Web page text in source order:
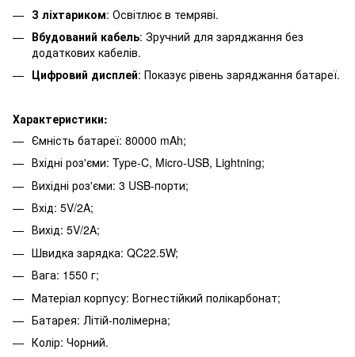
З ліхтариком: Освітлює в темряві.
Вбудований кабель: Зручний для заряджання без
додаткових кабелів.
Цифровий дисплей: Показує рівень заряджання батареї.
Характеристики:
Ємність батареї: 80000 mAh;
Вхідні роз'єми: Type-C, Micro-USB, Lightning;
Вихідні роз'єми: 3 USB-порти;
Вхід: 5V/2A;
Вихід: 5V/2A;
Швидка зарядка: QC22.5W;
Вага: 1550 г;
Матеріал корпусу: Вогнестійкий полікарбонат;
Батарея: Літій-полімерна;
Колір: Чорний.